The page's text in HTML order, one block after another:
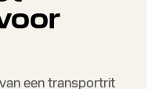
een transportrit
per